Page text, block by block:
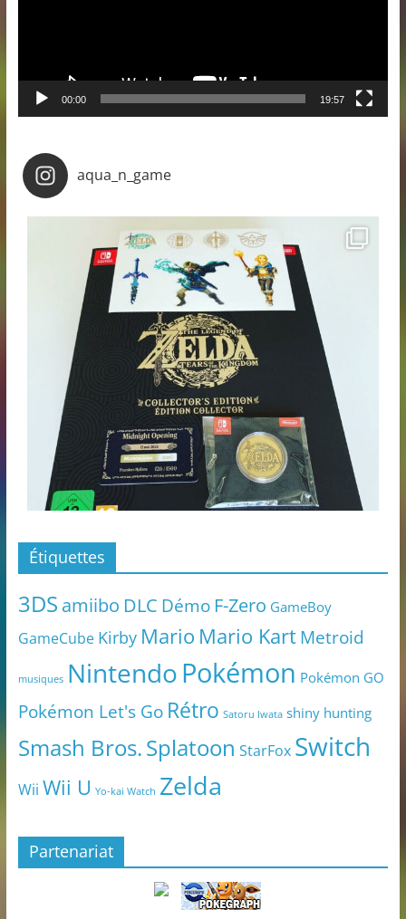
00:00 19:57
aqua_n_game
Étiquettes
3DS amiibo DLC Démo F-Zero GameBoy
GameCube Kirby Mario Mario KartMetroid
musiques NintendoPokémon Pokémon GO
Pokémon Let's Go Rétro Satoru Iwata shiny hunting
Smash Bros.Splatoon StarFox Switch
Wii Wii U Yo-kai Watch Zelda
Partenariat